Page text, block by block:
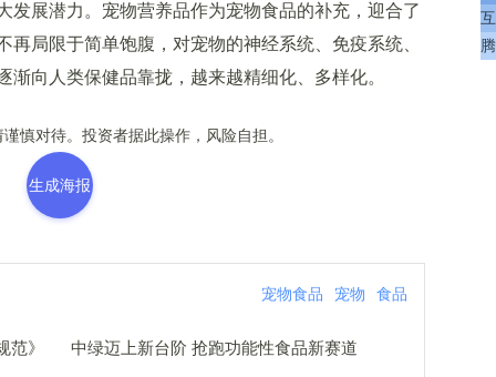
发展潜力。宠物营养品作为宠物食品的补充，迎合了
局限于简单饱腹，对宠物的神经系统、免疫系统、
向人类保健品靠拢，越来越精细化、多样化。
对待。投资者据此操作，风险自担。
生成海报
宠物食品 宠物 食品
》 中绿迈上新台阶 抢跑功能性食品新赛道